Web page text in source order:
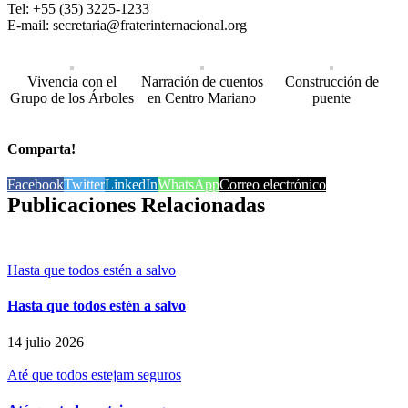
Tel: +55 (35) 3225-1233
E-mail: secretaria@fraterinternacional.org
Vivencia con el
Grupo de los Árboles
Narración de cuentos
en Centro Mariano
Construcción de
puente
Comparta!
FacebookTwitterLinkedInWhatsAppCorreo electrónico
Publicaciones Relacionadas
Hasta que todos estén a salvo
Hasta que todos estén a salvo
14 julio 2026
Até que todos estejam seguros